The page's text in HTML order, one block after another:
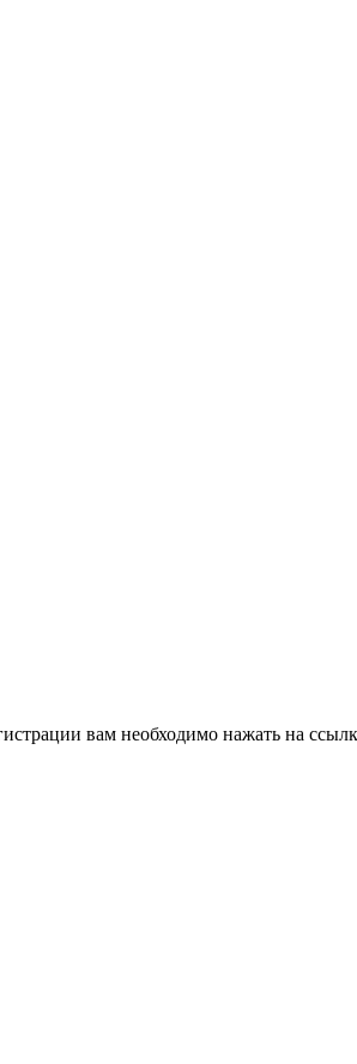
вам необходимо нажать на